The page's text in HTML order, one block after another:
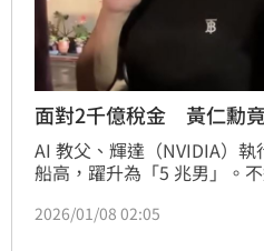
面對2千億稅金 黃仁勳
AI 教父、輝達（NVIDIA）
船高，躍升為「5 兆男」。
對符合條件的富裕人士課徵
2026/01/08 02:05